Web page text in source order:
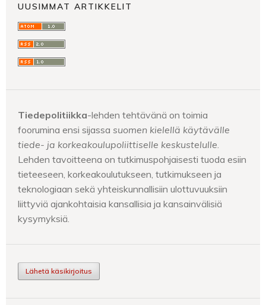
UUSIMMAT ARTIKKELIT
Tiedepolitiikka-lehden tehtävänä on toimia
foorumina ensi sijassa suomen kielellä käytävälle
tiede- ja korkeakoulupoliittiselle keskustelulle
Lehden tavoitteena on tutkimuspohjaisesti tuoda esiin
tieteeseen, korkeakoulutukseen, tutkimukseen ja
teknologiaan sekä yhteiskunnallisiin ulottuvuuksiin
liittyviä ajankohtaisia kansallisia ja kansainvälisiä
kysymyksiä.
Lähetä käsikirjoitus